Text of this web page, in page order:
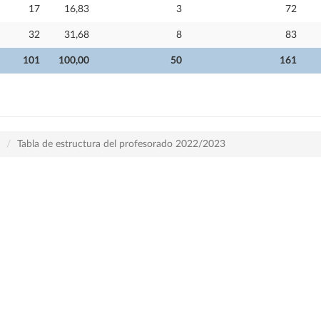
101 100,00 50 161
17 16,83 3 72
32 31,68 8 83
Tabla de estructura del profesorado 2022/2023